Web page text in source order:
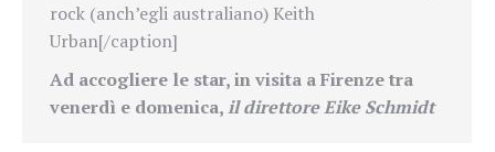
rock (anch’egli australiano) Keith
Urban[/caption]
Ad accogliere le star, in visita a Firenze tra
venerdì e domenica,il direttore Eike Schmidt